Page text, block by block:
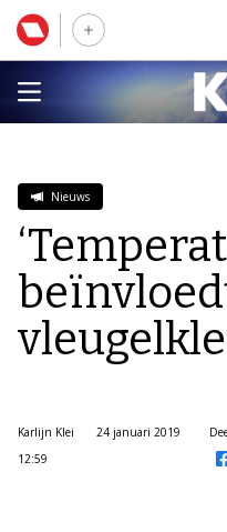
Nieuws
Karlijn Klei
24 januari 2019
12:59